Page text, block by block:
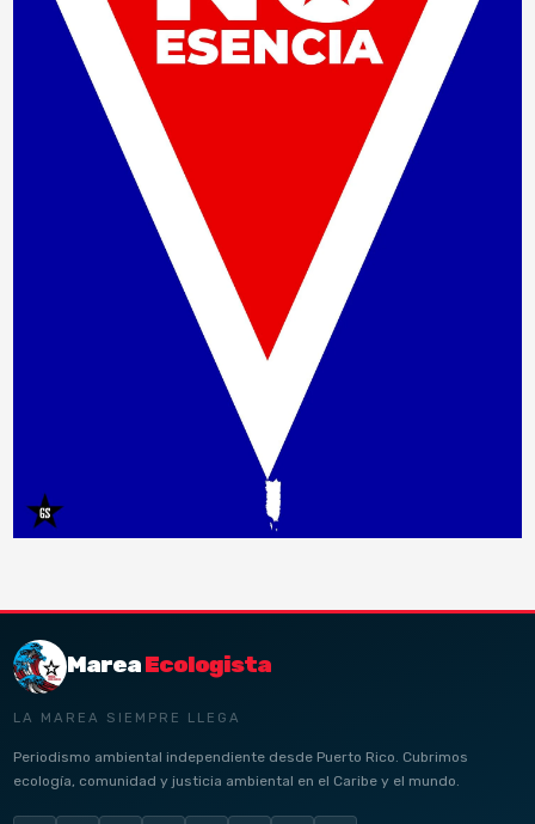
MareaEcologista
LA MAREA SIEMPRE LLEGA
Periodismo ambiental independiente desde Puerto Rico. Cubrimos
ecología, comunidad y justicia ambiental en el Caribe y el mundo.